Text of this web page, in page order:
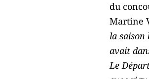
du
Martine
la saison
avait
Le